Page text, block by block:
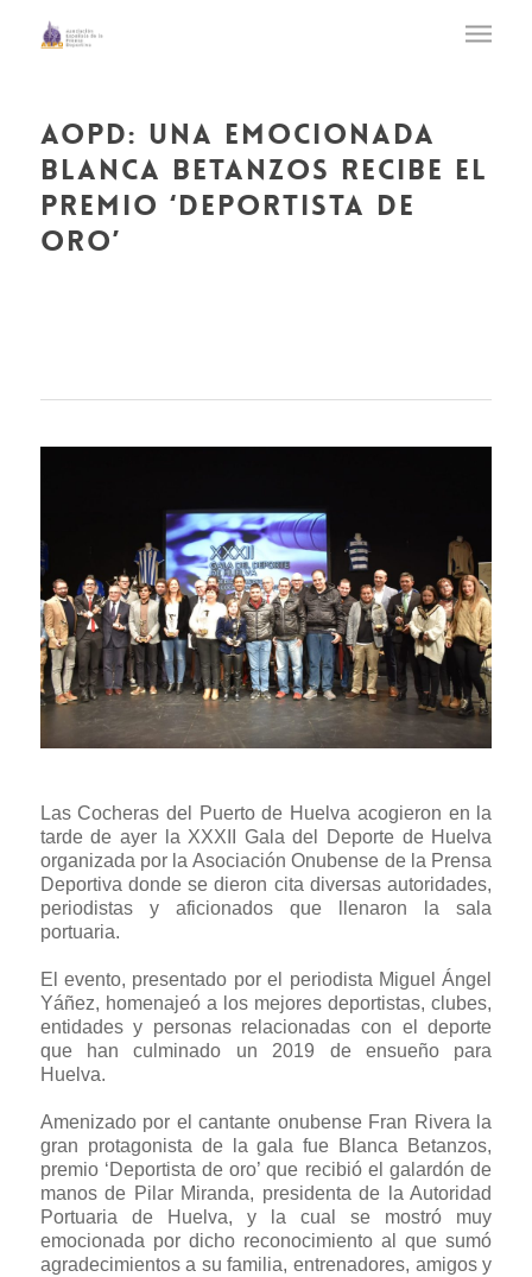
aopd: una emocionada
blanca betanzos recibe el
premio ‘deportista de
oro’
Las Cocheras del Puerto de Huelva acogieron en la
tarde de ayer la XXXII Gala del Deporte de Huelva
organizada por la Asociación Onubense de la Prensa
Deportiva donde se dieron cita diversas autoridades,
periodistas y aficionados que llenaron la sala
portuaria.
El evento, presentado por el periodista Miguel Ángel
Yáñez, homenajeó a los mejores deportistas, clubes,
entidades y personas relacionadas con el deporte
que han culminado un 2019 de ensueño para
Huelva.
Amenizado por el cantante onubense Fran Rivera la
gran protagonista de la gala fue Blanca Betanzos,
premio ‘Deportista de oro’ que recibió el galardón de
manos de Pilar Miranda, presidenta de la Autoridad
Portuaria de Huelva, y la cual se mostró muy
emocionada por dicho reconocimiento al que sumó
agradecimientos a su familia, entrenadores, amigos y